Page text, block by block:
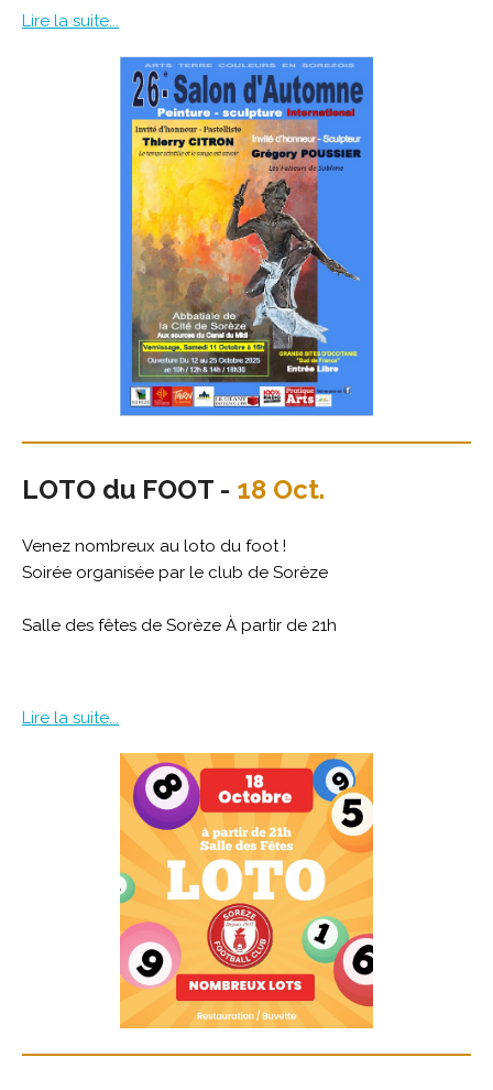
Lire la suite...
LOTO du FOOT - 18 Oct.
Venez nombreux au loto du foot !
Soirée organisée par le club de Sorèze
Salle des fêtes de Sorèze À partir de 21h
Lire la suite...